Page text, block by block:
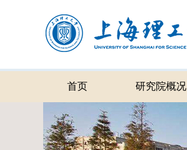
首页 研究院概况